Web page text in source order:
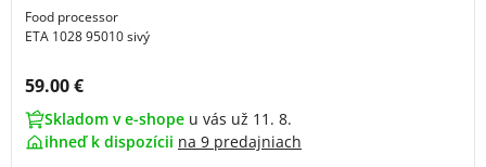
Food processor
ETA 1028 95010 sivý
Cena s DPH:
59.00 €
Skladom v e-shope u vás už 11. 8.
ihneď k dispozícii na 9 predajniach